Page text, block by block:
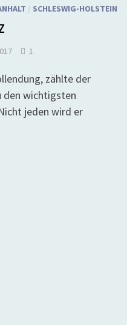
/ SCHLESWIG-HOLSTEIN
1
zählte der
den wichtigsten
jeden wird er